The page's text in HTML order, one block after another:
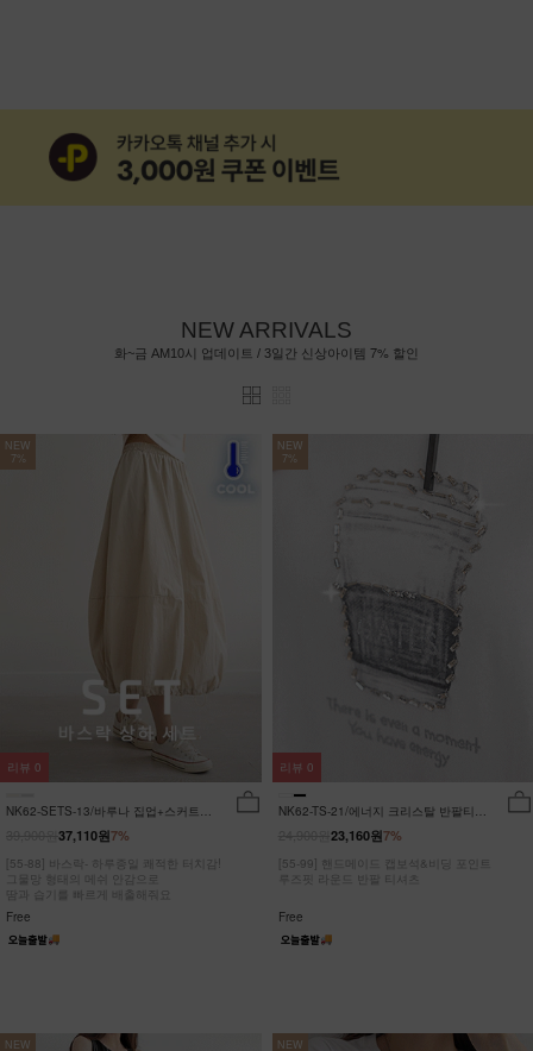
NEW ARRIVALS
화~금 AM10시 업데이트 / 3일간 신상아이템 7% 할인
NEW
7%
NK62-SETS-13/바루나 집업+스커트
7%
37,110원
[55-88] 바스락- 하루종일 쾌적한 터치감!
그물망 형태의 메쉬 안감으로
땀과 습기를 빠르게 배출해줘요
Free
리뷰 0
NEW
7%
NK62-TS-21/에너지 크리스탈 반팔티
7%
23,160원
[55-99] 핸드메이드 캡보석&비딩 포인트
루즈핏 라운드 반팔 티셔츠
Free
리뷰 0
NEW
NEW